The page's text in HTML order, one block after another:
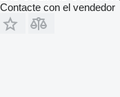
Contacte con el vendedor